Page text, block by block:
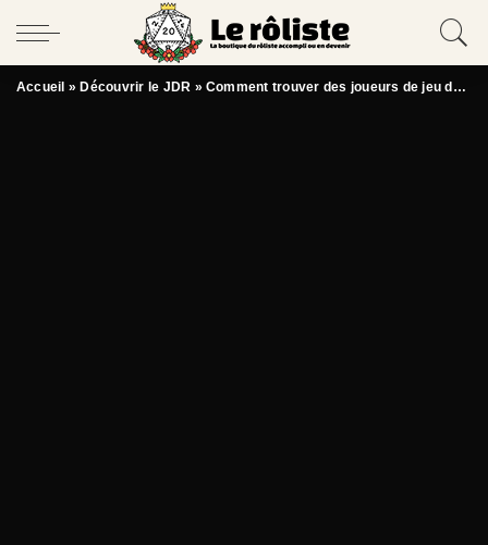
Accueil » Découvrir le JDR » Comment trouver des joueurs de jeu de rôle ?